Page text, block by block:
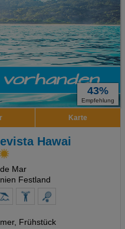
43%
Empfehlung
Karte
Hawai
Mar
Festland
Frühstück